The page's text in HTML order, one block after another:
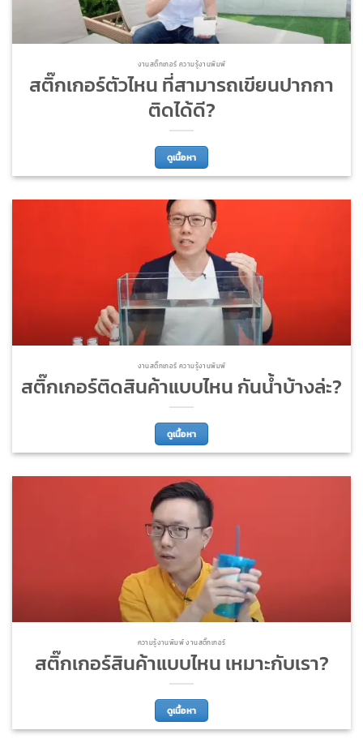
งานสติ๊กเกอร์ ความรู้งานพิมพ์
สติ๊กเกอร์ตัวไหน ที่สามารถเขียนปากกา
ติดได้ดี?
ดูเนื้อหา
งานสติ๊กเกอร์ ความรู้งานพิมพ์
สติ๊กเกอร์ติดสินค้าแบบไหน กันน้ำบ้างล่ะ?
ดูเนื้อหา
ความรู้งานพิมพ์ งานสติ๊กเกอร์
สติ๊กเกอร์สินค้าแบบไหน เหมาะกับเรา?
ดูเนื้อหา